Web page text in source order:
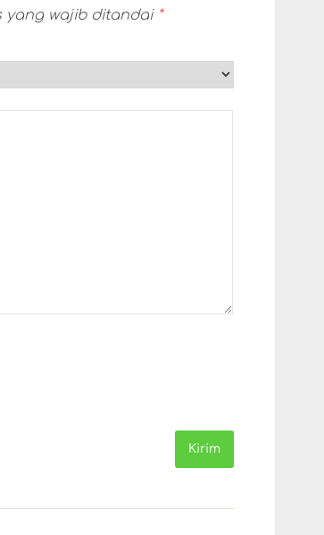
yang wajib ditandai *